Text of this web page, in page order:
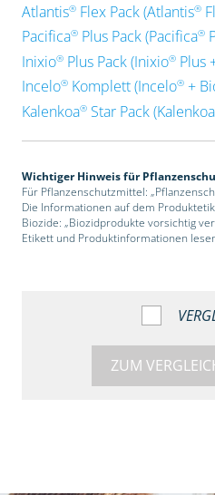
Atlantis®Flex Pack (Atlantis®
Pacifica®Plus Pack (Pacifica®
Inixio®Plus Pack (Inixio®Plus
Incelo®Komplett (Incelo®+
Kalenkoa®Star Pack (Kalenkoa
Wichtiger Hinweis für
Für Pflanzenschutzmittel:
Die Informationen auf dem
Biozide: „Biozidprodukte vorsichtig
Etikett und Produktinformationen
ZUM